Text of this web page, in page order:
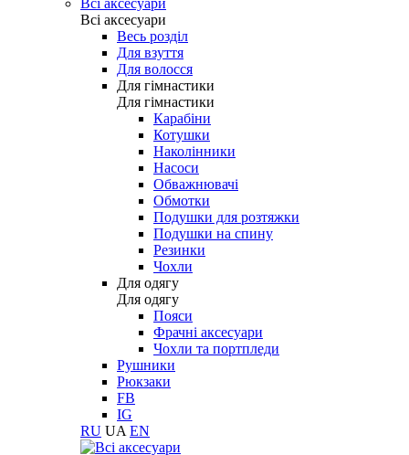
Всі аксесуари
Всі аксесуари
Весь розділ
Для взуття
Для волосся
Для гімнастики
Для гімнастики
Карабіни
Котушки
Наколінники
Насоси
Обважнювачі
Обмотки
Подушки для розтяжки
Подушки на спину
Резинки
Чохли
Для одягу
Для одягу
Пояси
Фрачні аксесуари
Чохли та портпледи
Рушники
Рюкзаки
FB
IG
RU UA EN